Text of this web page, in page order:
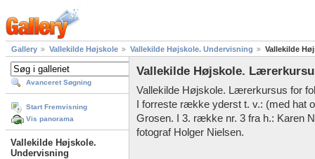
Gallery Vallekilde Højskole Vallekilde Højskole. Undervisning Vallekilde
Avanceret Søgning
Start Fremvisning
Vis panorama
Vallekilde Højskole.
Undervisning
Vallekilde Højskole.
Vallekilde Højskole. Lærerkursus for
I forreste række yderst t. v.: (med
Grosen. I 3. række nr. 3 fra h.: Karen
fotograf Holger Nielsen.